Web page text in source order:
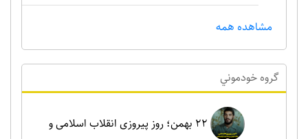
مشاهده همه
گروه خودموني
۲۲ بهمن؛ روز پیروزی انقلاب اسلامی و